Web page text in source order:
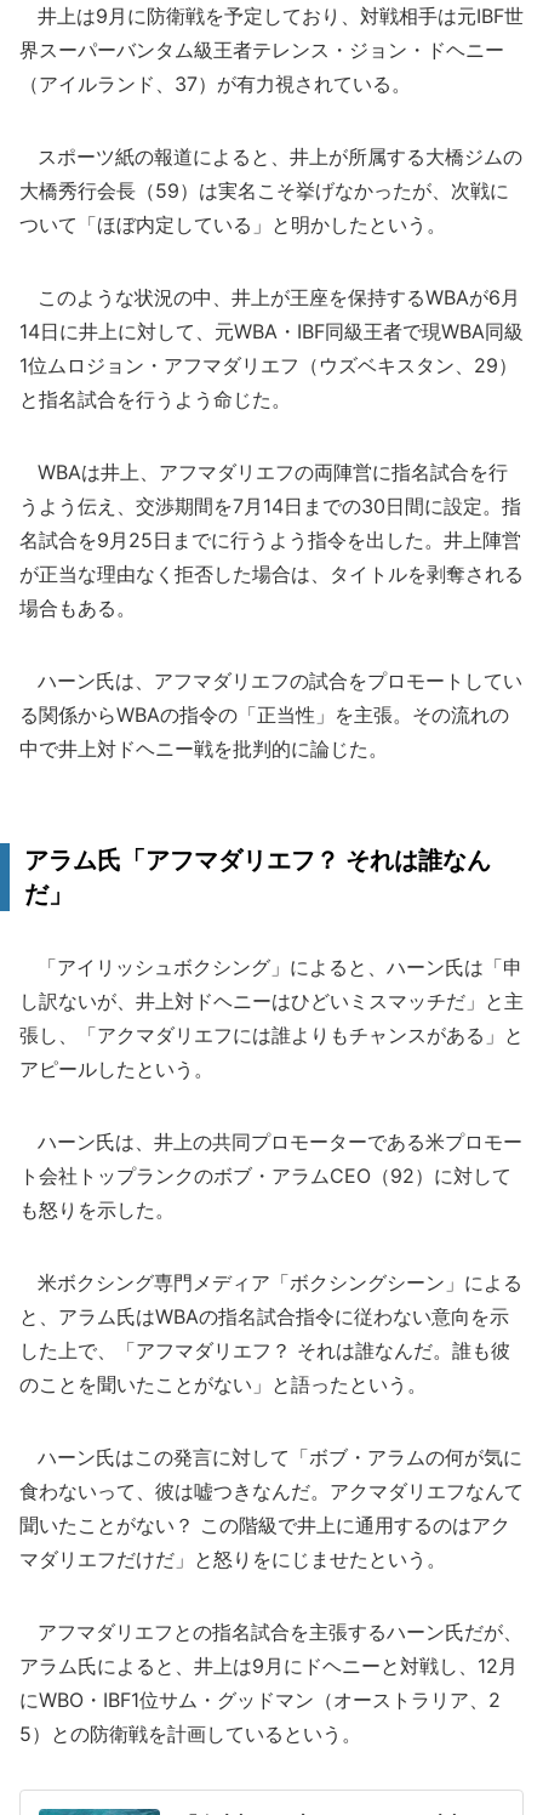
井上は9月に防衛戦を予定しており、対戦相手は元IBF世
界スーパーバンタム級王者テレンス・ジョン・ドヘニー
（アイルランド、37）が有力視されている。
スポーツ紙の報道によると、井上が所属する大橋ジムの
大橋秀行会長（59）は実名こそ挙げなかったが、次戦に
ついて「ほぼ内定している」と明かしたという。
このような状況の中、井上が王座を保持するWBAが6月
14日に井上に対して、元WBA・IBF同級王者で現WBA同級
1位ムロジョン・アフマダリエフ（ウズベキスタン、29）
と指名試合を行うよう命じた。
WBAは井上、アフマダリエフの両陣営に指名試合を行
うよう伝え、交渉期間を7月14日までの30日間に設定。指
名試合を9月25日までに行うよう指令を出した。井上陣営
が正当な理由なく拒否した場合は、タイトルを剥奪される
場合もある。
ハーン氏は、アフマダリエフの試合をプロモートしてい
る関係からWBAの指令の「正当性」を主張。その流れの
中で井上対ドヘニー戦を批判的に論じた。
アラム氏「アフマダリエフ？ それは誰なん
だ」
「アイリッシュボクシング」によると、ハーン氏は「申
し訳ないが、井上対ドヘニーはひどいミスマッチだ」と主
張し、「アクマダリエフには誰よりもチャンスがある」と
アピールしたという。
ハーン氏は、井上の共同プロモーターである米プロモー
ト会社トップランクのボブ・アラムCEO（92）に対して
も怒りを示した。
米ボクシング専門メディア「ボクシングシーン」による
と、アラム氏はWBAの指名試合指令に従わない意向を示
した上で、「アフマダリエフ？ それは誰なんだ。誰も彼
のことを聞いたことがない」と語ったという。
ハーン氏はこの発言に対して「ボブ・アラムの何が気に
食わないって、彼は嘘つきなんだ。アクマダリエフなんて
聞いたことがない？ この階級で井上に通用するのはアク
マダリエフだけだ」と怒りをにじませたという。
アフマダリエフとの指名試合を主張するハーン氏だが、
アラム氏によると、井上は9月にドヘニーと対戦し、12月
にWBO・IBF1位サム・グッドマン（オーストラリア、2
5）との防衛戦を計画しているという。